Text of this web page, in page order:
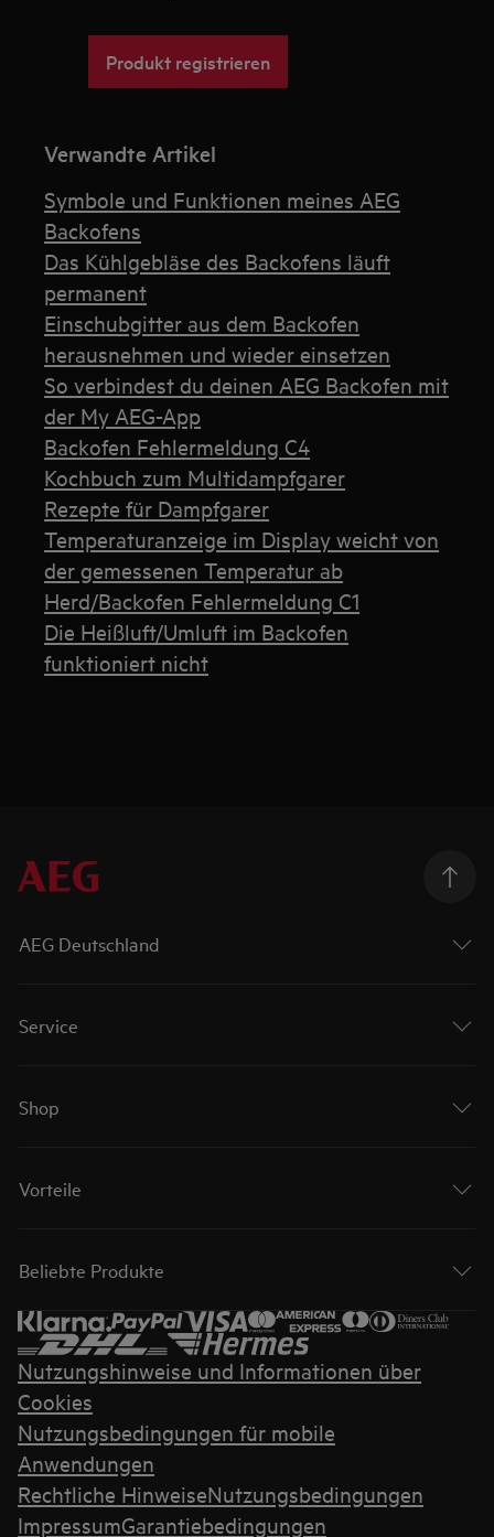
Produkt registrieren
Verwandte Artikel
Symbole und Funktionen meines AEG
Backofens
Das Kühlgebläse des Backofens läuft
permanent
Einschubgitter aus dem Backofen
herausnehmen und wieder einsetzen
So verbindest du deinen AEG Backofen mit
der My AEG-App
Backofen Fehlermeldung C4
Kochbuch zum Multidampfgarer
Rezepte für Dampfgarer
Temperaturanzeige im Display weicht von
der gemessenen Temperatur ab
Herd/Backofen Fehlermeldung C1
Die Heißluft/Umluft im Backofen
funktioniert nicht
AEG Deutschland
Service
Shop
Vorteile
Beliebte Produkte
Nutzungshinweise und Informationen über
Cookies
Nutzungsbedingungen für mobile
Anwendungen
Rechtliche HinweiseNutzungsbedingungen
ImpressumGarantiebedingungen